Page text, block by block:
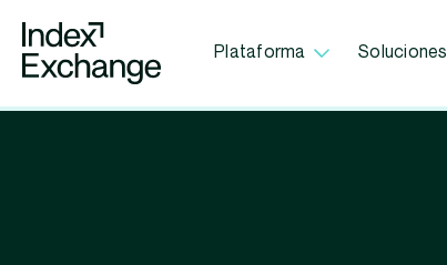
Index Exchange Home page
Plataforma Soluciones